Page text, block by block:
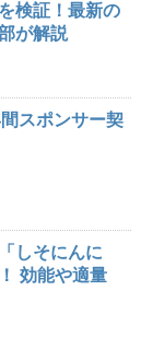
検証！最新の
が解説
スポンサー契
しそにんに
効能や適量